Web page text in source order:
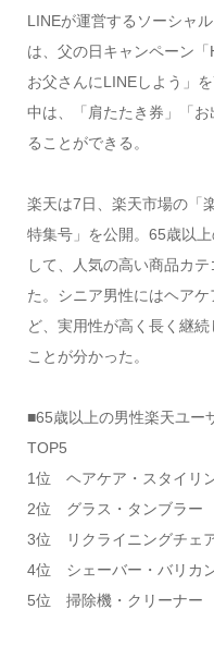
LINEが運営するソーシャ
は、父の日キャンペーン
お父さんにLINEしよう」
中は、「肩たたき券」「
ることができる。
楽天は7日、楽天市場の「
特集号」を公開。65歳以
して、人気の高い商品カ
た。シニア男性にはヘア
ど、実用性が高く長く継
ことが分かった。
■65歳以上の男性楽天ユー
TOP5
1位 ヘアケア・スタイリ
2位 グラス・タンブラー
3位 リクライニングチェ
4位 シェーバー・バリカ
5位 掃除機・クリーナー